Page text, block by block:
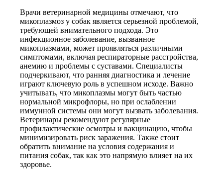
Врачи ветеринарной медицины отмечают, что
микоплазмоз у собак является серьезной проблемой,
требующей внимательного подхода. Это
инфекционное заболевание, вызванное
микоплазмами, может проявляться различными
симптомами, включая респираторные расстройства,
анемию и проблемы с суставами. Специалисты
подчеркивают, что ранняя диагностика и лечение
играют ключевую роль в успешном исходе. Важно
учитывать, что микоплазмы могут быть частью
нормальной микрофлоры, но при ослаблении
иммунной системы они могут вызвать заболевания.
Ветеринары рекомендуют регулярные
профилактические осмотры и вакцинацию, чтобы
минимизировать риск заражения. Также стоит
обратить внимание на условия содержания и
питания собак, так как это напрямую влияет на их
здоровье.